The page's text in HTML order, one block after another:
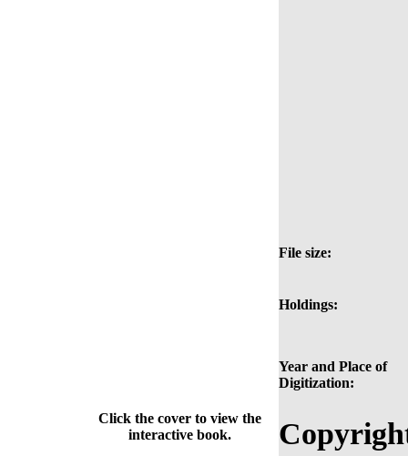
File size:
Holdings:
Year and Place of
Digitization:
Click the cover to view the
interactive book.